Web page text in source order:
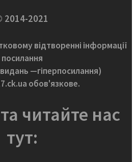
2014-2021
відтворенні інформації
посилання
—гіперпосилання)
обов'язкове.
читайте нас
тут: